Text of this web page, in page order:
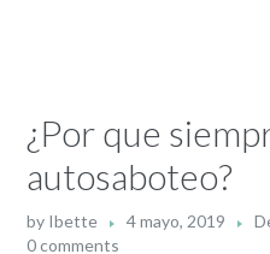
¿Por que
autosaboteo?
by Ibette 4 mayo, 2019
0 comments